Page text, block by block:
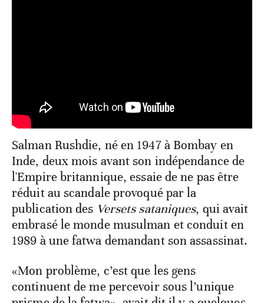
Salman Rushdie, né en 1947 à Bombay en
Inde, deux mois avant son indépendance de
l'Empire britannique, essaie de ne pas être
réduit au scandale provoqué par la
publication des Versets sataniques, qui avait
embrasé le monde musulman et conduit en
1989 à une fatwa demandant son assassinat.
«Mon problème, c’est que les gens
continuent de me percevoir sous l’unique